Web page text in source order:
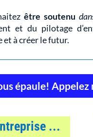
être soutenu
et du pilotage
et à créer le futur.
épaule! Appelez
...